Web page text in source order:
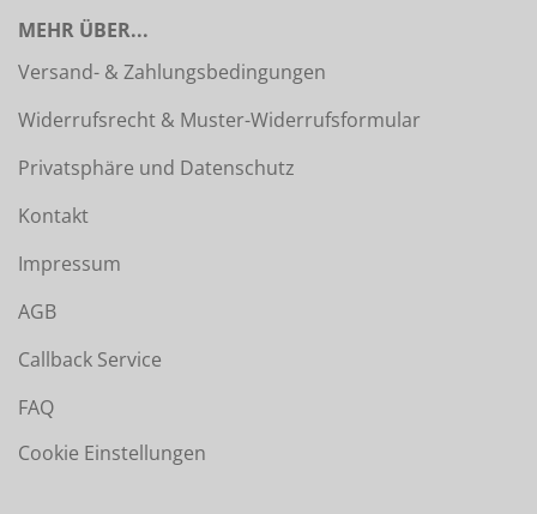
MEHR ÜBER...
Versand- & Zahlungsbedingungen
Widerrufsrecht & Muster-Widerrufsformular
Privatsphäre und Datenschutz
Kontakt
Impressum
AGB
Callback Service
FAQ
Cookie Einstellungen